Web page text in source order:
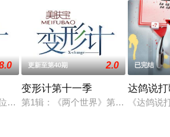
位思考”这一思维理念，而且更推至极致
更新至第40期 2.0
变形计第十一季
第1辑：《两个世界》第2辑：《“好
已完结
达鸽说
《达鸽说